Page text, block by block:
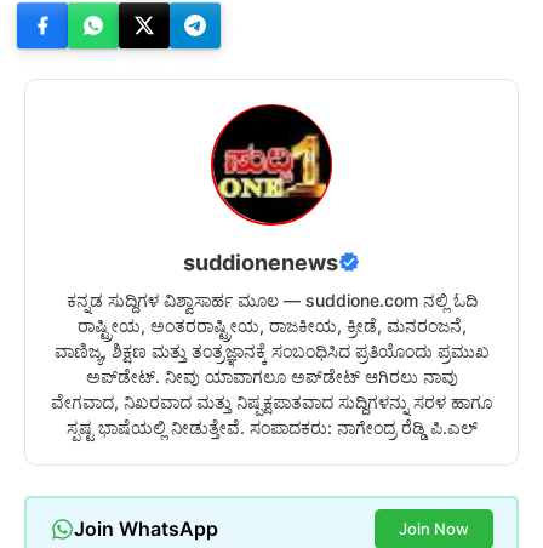
suddionenews
ಕನ್ನಡ ಸುದ್ದಿಗಳ ವಿಶ್ವಾಸಾರ್ಹ ಮೂಲ — suddione.com ನಲ್ಲಿ ಓದಿ
ರಾಷ್ಟ್ರೀಯ, ಅಂತರರಾಷ್ಟ್ರೀಯ, ರಾಜಕೀಯ, ಕ್ರೀಡೆ, ಮನರಂಜನೆ,
ವಾಣಿಜ್ಯ, ಶಿಕ್ಷಣ ಮತ್ತು ತಂತ್ರಜ್ಞಾನಕ್ಕೆ ಸಂಬಂಧಿಸಿದ ಪ್ರತಿಯೊಂದು ಪ್ರಮುಖ
ಅಪ್‌ಡೇಟ್. ನೀವು ಯಾವಾಗಲೂ ಅಪ್‌ಡೇಟ್ ಆಗಿರಲು ನಾವು
ವೇಗವಾದ, ನಿಖರವಾದ ಮತ್ತು ನಿಷ್ಪಕ್ಷಪಾತವಾದ ಸುದ್ದಿಗಳನ್ನು ಸರಳ ಹಾಗೂ
ಸ್ಪಷ್ಟ ಭಾಷೆಯಲ್ಲಿ ನೀಡುತ್ತೇವೆ. ಸಂಪಾದಕರು: ನಾಗೇಂದ್ರ ರೆಡ್ಡಿ ಪಿ.ಎಲ್
Join WhatsApp Join Now